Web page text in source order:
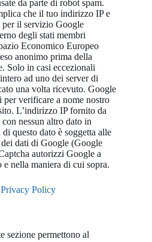
da parte di robot spam.
che il tuo indirizzo IP e
il servizio Google
degli stati membri
Economico Europeo
anonimo prima della
Solo in casi eccezionali
ad uno dei server di
una volta ricevuto. Google
verificare a nome nostro
L’indirizzo IP fornito da
nessun altro dato in
questo dato è soggetta alle
dati di Google (Google
autorizzi Google a
nella maniera di cui sopra.
Privacy Policy
sezione permettono al